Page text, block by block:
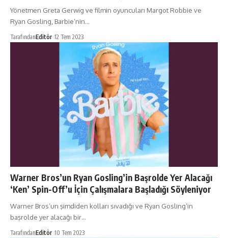
Yönetmen Greta Gerwig ve filmin oyuncuları Margot Robbie ve
Ryan Gosling, Barbie’nin…
TarafındanEditör 12 Tem 2023
Warner Bros’un Ryan Gosling’in Başrolde Yer Alacağı
‘Ken’ Spin-Off’u İçin Çalışmalara Başladığı Söyleniyor
Warner Bros’un şimdiden kolları sıvadığı ve Ryan Gosling’in
başrolde yer alacağı bir…
TarafındanEditör 10 Tem 2023